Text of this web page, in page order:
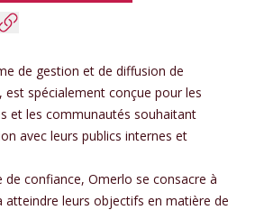
de gestion et de diffusion de
est spécialement conçue pour les
et les communautés souhaitant
avec leurs publics internes et
de confiance, Omerlo se consacre à
atteindre leurs objectifs en matière de